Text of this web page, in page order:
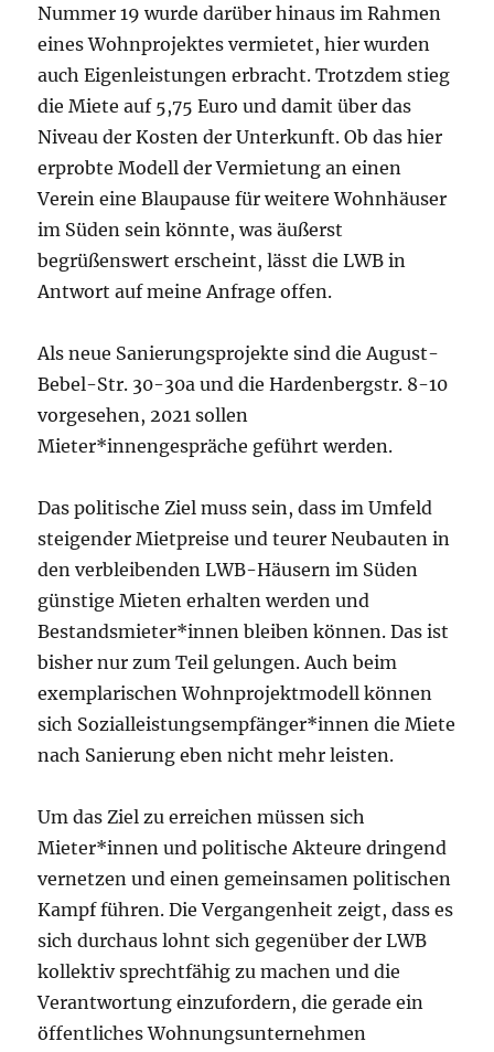
Nummer 19 wurde darüber hinaus im Rahmen
eines Wohnprojektes vermietet, hier wurden
auch Eigenleistungen erbracht. Trotzdem stieg
die Miete auf 5,75 Euro und damit über das
Niveau der Kosten der Unterkunft. Ob das hier
erprobte Modell der Vermietung an einen
Verein eine Blaupause für weitere Wohnhäuser
im Süden sein könnte, was äußerst
begrüßenswert erscheint, lässt die LWB in
Antwort auf meine Anfrage offen.
Als neue Sanierungsprojekte sind die August-
Bebel-Str. 30-30a und die Hardenbergstr. 8-10
vorgesehen, 2021 sollen
Mieter*innengespräche geführt werden.
Das politische Ziel muss sein, dass im Umfeld
steigender Mietpreise und teurer Neubauten in
den verbleibenden LWB-Häusern im Süden
günstige Mieten erhalten werden und
Bestandsmieter*innen bleiben können. Das ist
bisher nur zum Teil gelungen. Auch beim
exemplarischen Wohnprojektmodell können
sich Sozialleistungsempfänger*innen die Miete
nach Sanierung eben nicht mehr leisten.
Um das Ziel zu erreichen müssen sich
Mieter*innen und politische Akteure dringend
vernetzen und einen gemeinsamen politischen
Kampf führen. Die Vergangenheit zeigt, dass es
sich durchaus lohnt sich gegenüber der LWB
kollektiv sprechtfähig zu machen und die
Verantwortung einzufordern, die gerade ein
öffentliches Wohnungsunternehmen